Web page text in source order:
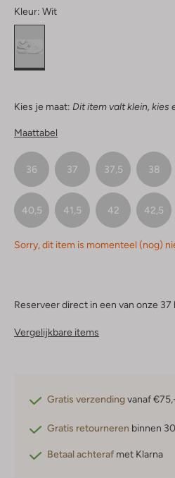
Kleur: Wit
Kies je maat: Dit item valt klein, kies
Maattabel
36 37 37,5 38
40,5 41,5 42 42,5
Sorry, dit item is momenteel (nog)
Reserveer direct in een van onze 37
Vergelijkbare items
Gratis verzendingvanaf
Gratis retourneren binnen
Betaal achteraf met Klarna